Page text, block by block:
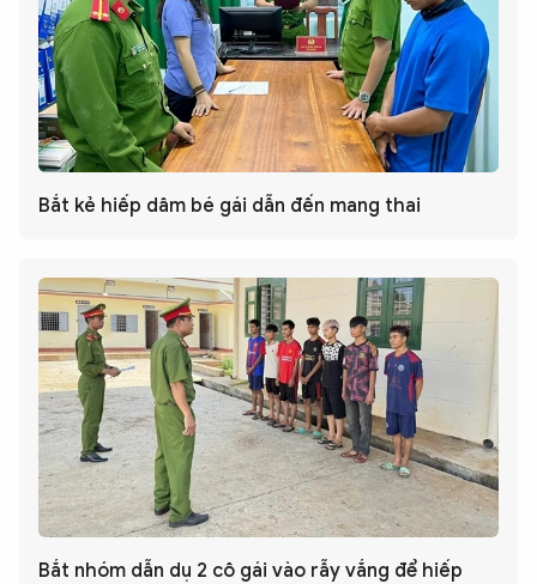
Bắt kẻ hiếp dâm bé gái dẫn đến mang thai
Bắt nhóm dẫn dụ 2 cô gái vào rẫy vắng để hiếp